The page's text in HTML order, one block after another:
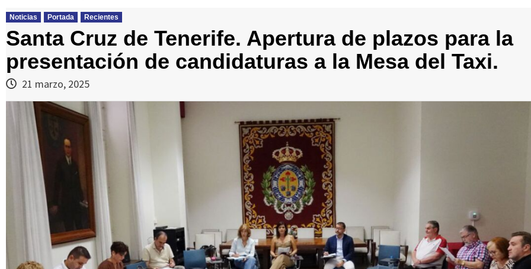
Noticias Portada Recientes
Santa Cruz de Tenerife. Apertura de plazos para la
presentación de candidaturas a la Mesa del Taxi.
21 marzo, 2025